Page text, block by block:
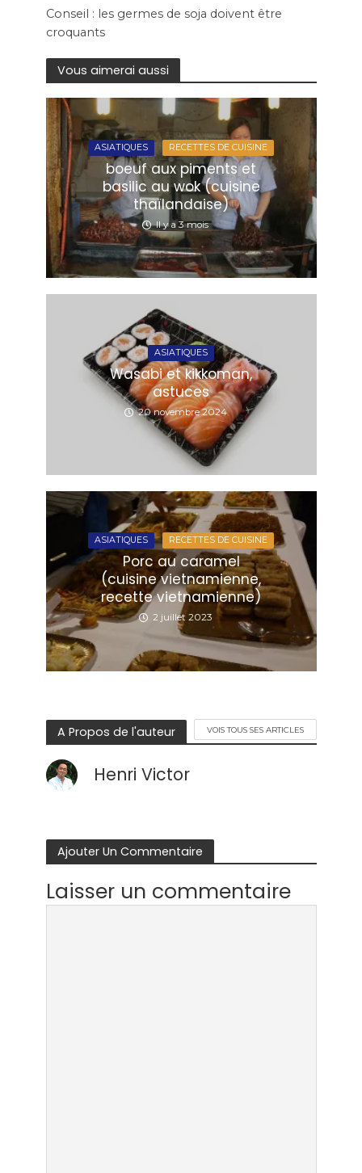
Conseil : les germes de soja doivent être
croquants
Vous aimerai aussi
ASIATIQUES RECETTES DE CUISINE
boeuf aux piments et
basilic au wok (cuisine
thaïlandaise)
Il y a 3 mois
ASIATIQUES
Wasabi et kikkoman,
astuces
20 novembre 2024
ASIATIQUES RECETTES DE CUISINE
Porc au caramel
(cuisine vietnamienne,
recette vietnamienne)
2 juillet 2023
A Propos de l'auteur VOIS TOUS SES ARTICLES
Henri Victor
Ajouter Un Commentaire
Laisser un commentaire